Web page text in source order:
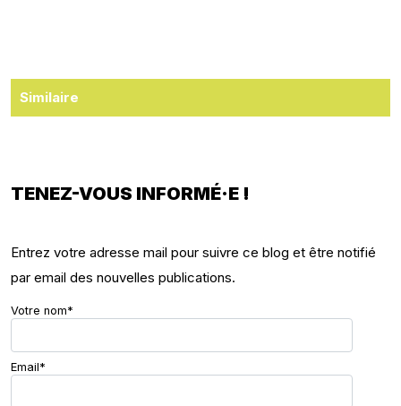
Similaire
TENEZ-VOUS INFORMÉ·E !
Entrez votre adresse mail pour suivre ce blog et être notifié
par email des nouvelles publications.
Votre nom*
Email*